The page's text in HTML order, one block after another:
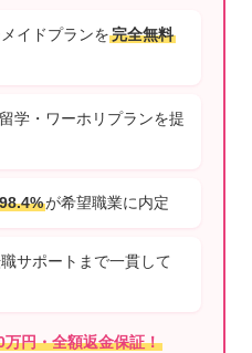
イドプランを完全無料
学・ワーホリプランを提
が希望職業に内定
サポートまで一貫して
円・全額返金保証！